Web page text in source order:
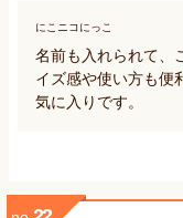
にこニコにっこ
名前も入れられて、
イズ感や使い方も便
気に入りです。